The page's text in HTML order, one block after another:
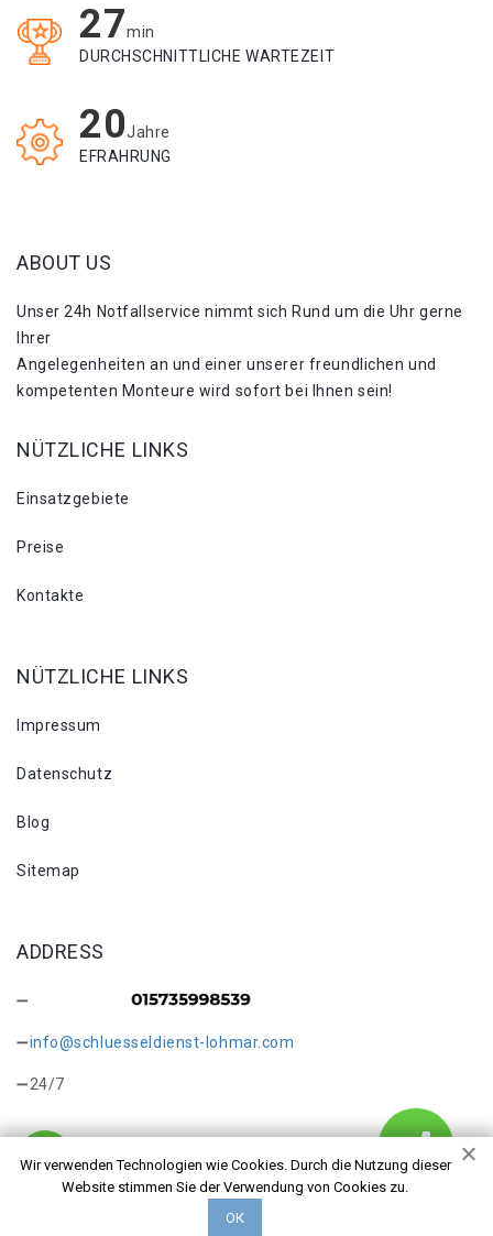
27min
DURCHSCHNITTLICHE WARTEZEIT
20Jahre
EFRAHRUNG
Wir verwenden Technologien wie Cookies. Durch die Nutzung dieser
Website stimmen Sie der Verwendung von Cookies zu.
ОК
ABOUT US
Unser 24h Notfallservice nimmt sich Rund um die Uhr gerne
Ihrer
Angelegenheiten an und einer unserer freundlichen und
kompetenten Monteure wird sofort bei Ihnen sein!
NÜTZLICHE LINKS
Einsatzgebiete
Preise
Kontakte
NÜTZLICHE LINKS
Impressum
Datenschutz
Blog
Sitemap
ADDRESS
info@schluesseldienst-lohmar.com
24/7
Copyright © 2026 Schlosswechsel Lohmar. Alle Rechte